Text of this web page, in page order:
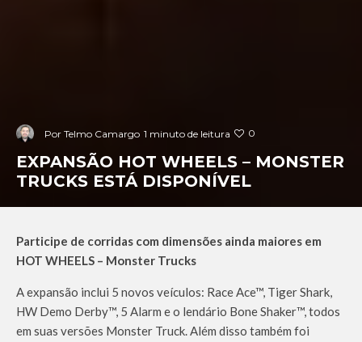
Por Telmo Camargo 1 minuto de leitura 0
EXPANSÃO HOT WHEELS – MONSTER
TRUCKS ESTÁ DISPONÍVEL
Participe de corridas com dimensões ainda maiores em
HOT WHEELS – Monster Trucks
A expansão inclui 5 novos veículos: Race Ace™, Tiger Shark,
HW Demo Derby™, 5 Alarm e o lendário Bone Shaker™, todos
em suas versões Monster Truck. Além disso também foi